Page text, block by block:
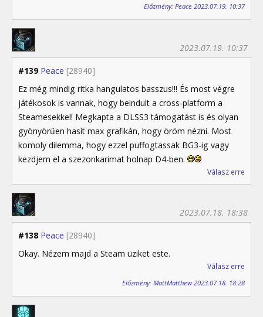
Előzmény: Peace 2023.07.19. 10:37
#139 Peace [28940]
2023.07.19. 10:37
Ez még mindig ritka hangulatos basszus!!! És most végre
játékosok is vannak, hogy beindult a cross-platform a
Steamesekkel! Megkapta a DLSS3 támogatást is és olyan
gyönyörűen hasít max grafikán, hogy öröm nézni. Most
komoly dilemma, hogy ezzel puffogtassak BG3-ig vagy
kezdjem el a szezonkarimat holnap D4-ben.
Válasz erre
#138 Peace [28940]
2023.07.18. 18:38
Okay. Nézem majd a Steam üziket este.
Válasz erre
Előzmény: MattMatthew 2023.07.18. 18:28